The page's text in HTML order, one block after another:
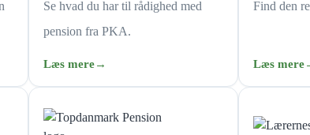
Se hvad du har til rådighed med
pension fra PKA.
Læs mere→
Find den
Læs mere